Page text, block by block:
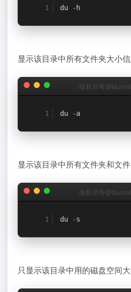
du - h
显示该目录中所有文件夹大小
版权所有
du -a
显示该目录中所有文件夹和文
版权所有
du -s
只显示该目录中用的磁盘空间